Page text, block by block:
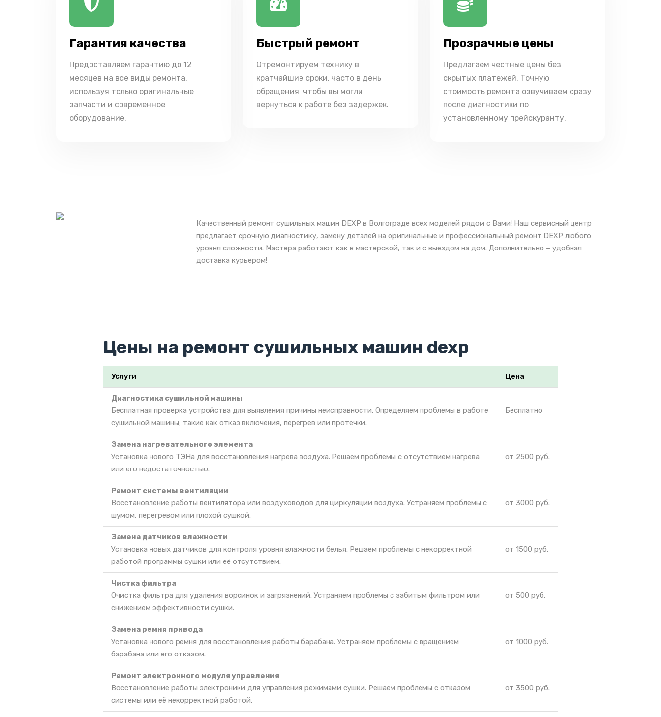
Гарантия качества
Предоставляем гарантию до 12
месяцев на все виды ремонта,
используя только оригинальные
запчасти и современное
оборудование.
Быстрый ремонт
Отремонтируем технику в
кратчайшие сроки, часто в день
обращения, чтобы вы могли
вернуться к работе без задержек.
Прозрачные цены
Предлагаем честные цены без
скрытых платежей. Точную
стоимость ремонта озвучиваем сразу
после диагностики по
установленному прейскуранту.
Качественный ремонт сушильных машин DEXP в Волгограде всех моделей рядом с Вами! Наш сервисный центр
предлагает срочную диагностику, замену деталей на оригинальные и профессиональный ремонт DEXP любого
уровня сложности. Мастера работают как в мастерской, так и с выездом на дом. Дополнительно – удобная
доставка курьером!
Цены на ремонт сушильных машин dexp
Услуги Цена
Диагностика сушильной машины
Бесплатная проверка устройства для выявления причины неисправности. Определяем проблемы в работе
сушильной машины, такие как отказ включения, перегрев или протечки.
Бесплатно
Замена нагревательного элемента
Установка нового ТЭНа для восстановления нагрева воздуха. Решаем проблемы с отсутствием нагрева
или его недостаточностью.
от 2500 руб.
Ремонт системы вентиляции
Восстановление работы вентилятора или воздуховодов для циркуляции воздуха. Устраняем проблемы с
шумом, перегревом или плохой сушкой.
от 3000 руб.
Замена датчиков влажности
Установка новых датчиков для контроля уровня влажности белья. Решаем проблемы с некорректной
работой программы сушки или её отсутствием.
от 1500 руб.
Чистка фильтра
Очистка фильтра для удаления ворсинок и загрязнений. Устраняем проблемы с забитым фильтром или
снижением эффективности сушки.
от 500 руб.
Замена ремня привода
Установка нового ремня для восстановления работы барабана. Устраняем проблемы с вращением
барабана или его отказом.
от 1000 руб.
Ремонт электронного модуля управления
Восстановление работы электроники для управления режимами сушки. Решаем проблемы с отказом
системы или её некорректной работой.
от 3500 руб.